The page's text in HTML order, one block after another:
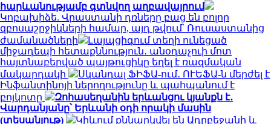
հարևանությամբ գտնվող աղբավայրում
Կոբախիձե. Վրաստանի դռները բաց են բոլոր
զբոսաշրջիկների համար, այդ թվում՝ Ռուսաստանից
ժամանածների
Լայպցիգում տեղի ունեցած
միջադեպի հետաքննություն․ անօդաչուի մոտ
հայտնաբերված պայթուցիկը եղել է ռազմական
մակարդակի
Սկանդալ ՖԻՖԱ-ում․ ՈՒԵՖԱ-ն մերժել է
Ինֆանտինոյի ներողությունը և պահպանում է
բոյկոտը
Զոհասեղանին երևանցու կյանքն է․
Վարդանյանը՝ Երևանի օդի որակի մասին
(տեսանյութ)
Կիևում քննարկվել են Ադրբեջանի և